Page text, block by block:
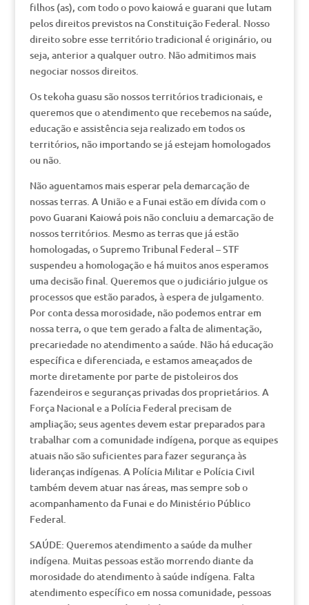
filhos (as), com todo o povo kaiowá e guarani que lutam
pelos direitos previstos na Constituição Federal. Nosso
direito sobre esse território tradicional é originário, ou
seja, anterior a qualquer outro. Não admitimos mais
negociar nossos direitos.
Os tekoha guasu são nossos territórios tradicionais, e
queremos que o atendimento que recebemos na saúde,
educação e assistência seja realizado em todos os
territórios, não importando se já estejam homologados
ou não.
Não aguentamos mais esperar pela demarcação de
nossas terras. A União e a Funai estão em dívida com o
povo Guarani Kaiowá pois não concluiu a demarcação de
nossos territórios. Mesmo as terras que já estão
homologadas, o Supremo Tribunal Federal – STF
suspendeu a homologação e há muitos anos esperamos
uma decisão final. Queremos que o judiciário julgue os
processos que estão parados, à espera de julgamento.
Por conta dessa morosidade, não podemos entrar em
nossa terra, o que tem gerado a falta de alimentação,
precariedade no atendimento a saúde. Não há educação
específica e diferenciada, e estamos ameaçados de
morte diretamente por parte de pistoleiros dos
fazendeiros e seguranças privadas dos proprietários. A
Força Nacional e a Polícia Federal precisam de
ampliação; seus agentes devem estar preparados para
trabalhar com a comunidade indígena, porque as equipes
atuais não são suficientes para fazer segurança às
lideranças indígenas. A Polícia Militar e Polícia Civil
também devem atuar nas áreas, mas sempre sob o
acompanhamento da Funai e do Ministério Público
Federal.
SAÚDE: Queremos atendimento a saúde da mulher
indígena. Muitas pessoas estão morrendo diante da
morosidade do atendimento à saúde indígena. Falta
atendimento específico em nossa comunidade, pessoas